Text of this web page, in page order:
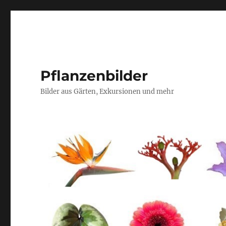
Pflanzenbilder
Bilder aus Gärten, Exkursionen und mehr